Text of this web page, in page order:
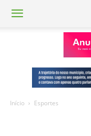
Início Esportes